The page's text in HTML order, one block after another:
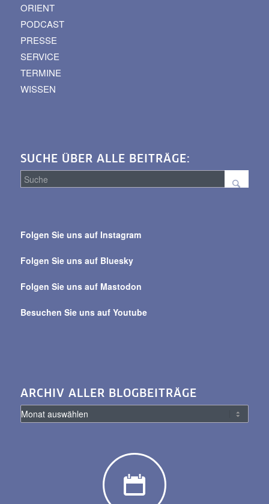
ORIENT
PODCAST
PRESSE
SERVICE
TERMINE
WISSEN
SUCHE ÜBER ALLE BEITRÄGE:
alle
Folgen Sie uns auf Instagram
Folgen Sie uns auf Bluesky
Folgen Sie uns auf Mastodon
Besuchen Sie uns auf Youtube
ARCHIV ALLER BLOGBEITRÄGE